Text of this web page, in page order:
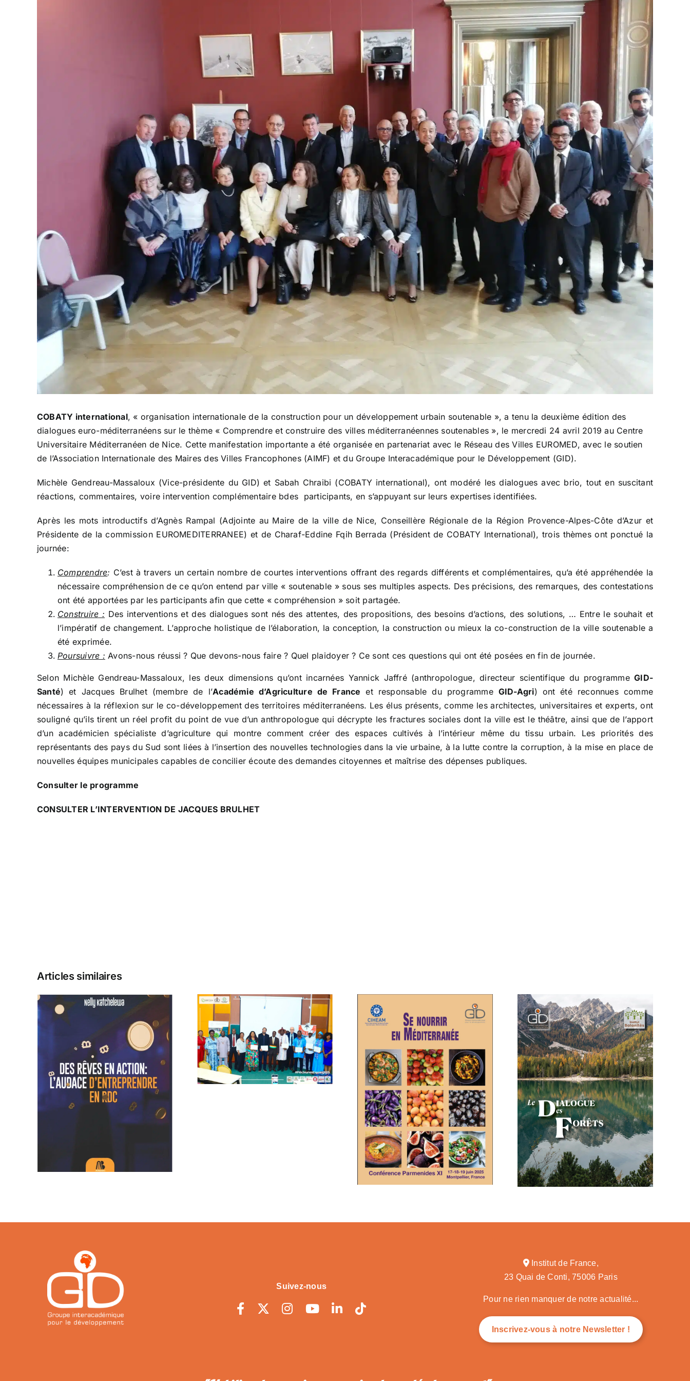
COBATY international, « organisation internationale de la construction pour un développement urbain soutenable », a tenu la deuxième édition des
dialogues euro-méditerranéens sur le thème « Comprendre et construire des villes méditerranéennes soutenables », le mercredi 24 avril 2019 au Centre
Universitaire Méditerranéen de Nice. Cette manifestation importante a été organisée en partenariat avec le Réseau des Villes EUROMED, avec le soutien
de l’Association Internationale des Maires des Villes Francophones (AIMF) et du Groupe Interacadémique pour le Développement (GID).
Michèle Gendreau-Massaloux (Vice-présidente du GID) et Sabah Chraibi (COBATY international), ont modéré les dialogues avec brio, tout en suscitant
réactions, commentaires, voire intervention complémentaire bdes participants, en s’appuyant sur leurs expertises identifiées.
Après les mots introductifs d’Agnès Rampal (Adjointe au Maire de la ville de Nice, Conseillère Régionale de la Région Provence-Alpes-Côte d’Azur et
Présidente de la commission EUROMEDITERRANEE) et de Charaf-Eddine Fqih Berrada (Président de COBATY International), trois thèmes ont ponctué la
journée:
Comprendre: C’est à travers un certain nombre de courtes interventions offrant des regards différents et complémentaires, qu’a été appréhendée la
nécessaire compréhension de ce qu’on entend par ville « soutenable » sous ses multiples aspects. Des précisions, des remarques, des contestations
ont été apportées par les participants afin que cette « compréhension » soit partagée.
Construire : Des interventions et des dialogues sont nés des attentes, des propositions, des besoins d’actions, des solutions, … Entre le souhait et
l’impératif de changement. L’approche holistique de l’élaboration, la conception, la construction ou mieux la co-construction de la ville soutenable a
été exprimée.
Poursuivre : Avons-nous réussi ? Que devons-nous faire ? Quel plaidoyer ? Ce sont ces questions qui ont été posées en fin de journée.
Selon Michèle Gendreau-Massaloux, les deux dimensions qu’ont incarnées Yannick Jaffré (anthropologue, directeur scientifique du programmeGID-
Santé) et Jacques Brulhet (membre de l’Académie d’Agriculture de France et responsable du programme GID-Agri) ont été reconnues comme
nécessaires à la réflexion sur le co-développement des territoires méditerranéens. Les élus présents, comme les architectes, universitaires et experts, ont
souligné qu’ils tirent un réel profit du point de vue d’un anthropologue qui décrypte les fractures sociales dont la ville est le théâtre, ainsi que de l’apport
d’un académicien spécialiste d’agriculture qui montre comment créer des espaces cultivés à l’intérieur même du tissu urbain. Les priorités des
représentants des pays du Sud sont liées à l’insertion des nouvelles technologies dans la vie urbaine, à la lutte contre la corruption, à la mise en place de
nouvelles équipes municipales capables de concilier écoute des demandes citoyennes et maîtrise des dépenses publiques.
Consulter le programme
CONSULTER L’INTERVENTION DE JACQUES BRULHET
Articles similaires
Prix Jeunes
Espoirs 2025
Publication du
Dialogue des
Forêts
De rêve en action:
l’audace
d’entreprendre en
RDC
Suivez-nous
Institut de France,
23 Quai de Conti, 75006 Paris
Pour ne rien manquer de notre actualité...
Inscrivez-vous à notre Newsletter !